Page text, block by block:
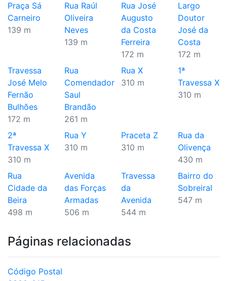
Praça Sá
Carneiro
139 m
Rua Raúl
Oliveira
Neves
139 m
Rua José
Augusto
da Costa
Ferreira
172 m
Largo
Doutor
José da
Costa
172 m
Travessa
José Melo
Fernão
Bulhões
172 m
Rua
Comendador
Saul
Brandão
261 m
Rua X
310 m
1ª
Travessa X
310 m
2ª
Travessa X
310 m
Rua Y
310 m
Praceta Z
310 m
Rua da
Olivença
430 m
Rua
Cidade da
Beira
498 m
Avenida
das Forças
Armadas
506 m
Travessa
da
Avenida
544 m
Bairro do
Sobreiral
547 m
Páginas relacionadas
Código Postal